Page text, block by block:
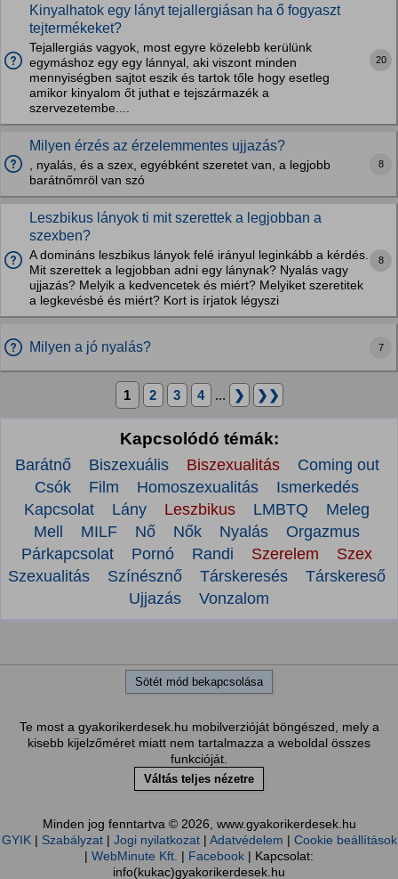
Kinyalhatok egy lányt tejallergiásan ha ő fogyaszt
tejtermékeket?
Tejallergiás vagyok, most egyre közelebb kerülünk
egymáshoz egy egy lánnyal, aki viszont minden
mennyiségben sajtot eszik és tartok tőle hogy esetleg
amikor kinyalom őt juthat e tejszármazék a
szervezetembe....
20
Milyen érzés az érzelemmentes ujjazás?
, nyalás, és a szex, egyébként szeretet van, a legjobb
barátnőmröl van szó
8
Leszbikus lányok ti mit szerettek a legjobban a
szexben?
A domináns leszbikus lányok felé irányul leginkább a kérdés.
Mit szerettek a legjobban adni egy lánynak? Nyalás vagy
ujjazás? Melyik a kedvencetek és miért? Melyiket szeretitek
a legkevésbé és miért? Kort is írjatok légyszi
8
Milyen a jó nyalás? 7
1 2 3 4 ... ❯ ❯❯
Kapcsolódó témák:
Barátnő Biszexuális Biszexualitás
Coming out
Csók
Film Homoszexualitás
Ismerkedés
Kapcsolat
Lány Leszbikus LMBTQ
Meleg
Mell
MILF Nő Nők Nyalás
Orgazmus
Párkapcsolat
Pornó Randi Szerelem
Szex
Szexualitás
Színésznő Társkeresés
Társkereső
Ujjazás
Vonzalom
Sötét mód bekapcsolása
Te most a gyakorikerdesek.hu mobilverzióját böngészed, mely a
kisebb kijelzőméret miatt nem tartalmazza a weboldal összes
funkcióját.
Váltás teljes nézetre
Minden jog fenntartva © 2026, www.gyakorikerdesek.hu
GYIK| Szabályzat| Jogi nyilatkozat| Adatvédelem | Cookie beállítások
| WebMinute Kft. | Facebook | Kapcsolat:
info(kukac)gyakorikerdesek.hu